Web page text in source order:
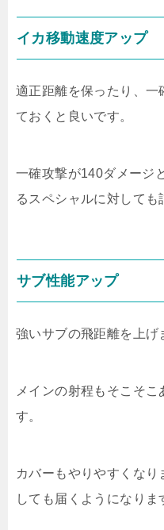
イカ移動速度アップ
適正距離を保ったり、一
ておくと良いです。
一確攻撃が140ダメージ
るスペシャルに対しても
サブ性能アップ
強いサブの飛距離を上げ
メインの射程もそこそ
す。
カバーもやりやすくな
しても届くようになりま